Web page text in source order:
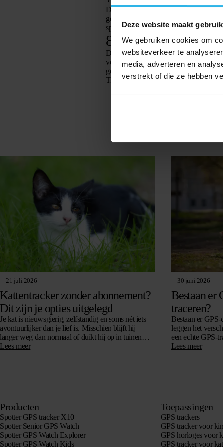
Deze website maakt
We gebruiken cookies om
websiteverkeer te
media, adverteren en
verstrekt of die ze hebben
De Oosterse Korthaar staat bekend
geduldig en rustig ras, maar hij is ook
spieren.
8. Abessijn
De Abessijn is één van de oudste
vergen veel aandacht en zijn heel
gezin.
Tip: doe eenkat GPS trackerbij je kat
21 juli 2026
Kattentracker zonder abonnement?
Dit zijn je opties uitgelegd
Je kat is nieuwsgierig, zelfstandig en soms nét iets
avontuurlijker dan je lief is. Misschien blijft hij
langer weg dan normaal of duikt hij op in tuinen
waar je hem…
Lees meer
30 juni 2026
Bestaan er
traceren?
Bestaan er
leggen het
een echte GPS-
katten werkt, of
Lees meer
Producten
Spotter GPS tracker X10
Spotter Senior GPS Watch
Spotter GPS Watch Explorer
Spotter GPS Watch Kids
Toepassingen
GPS trackers
GPS tracker voor
GPS horloges voor
GPS tracker voor